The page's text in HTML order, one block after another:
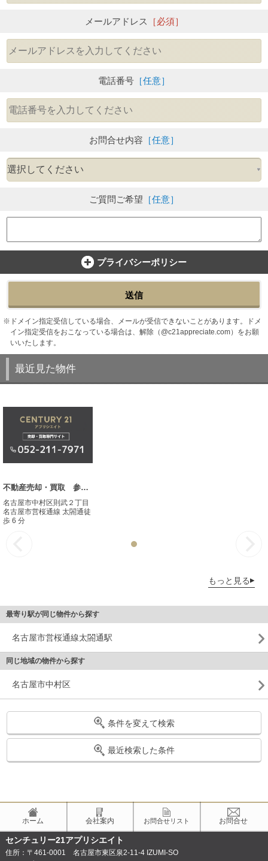
メールアドレス ［必須］
電話番号 ［任意］
お問合せ内容 ［任意］
ご質問ご希望 ［任意］
プライバシーポリシー
送信
ドメイン指定受信している場合、メールが受信できないことがあります。ドメ
イン指定受信をおこなっている場合は、解除（@c21appreciate.com）をお願
いいたします。
最近見た物件
不動産売却・買取 参考事例
名古屋市中村区則武２丁目
名古屋市営桜通線 太閤通徒
歩 6 分
もっと見る
最寄り駅が同じ物件から探す
名古屋市営桜通線太閤通駅
同じ地域の物件から探す
名古屋市中村区
条件を変えて検索
最近検索した条件
ホーム 会社案内 お問合せリスト お問合せ
センチュリー21アプリシエイト
住所：〒461-0001 名古屋市東区泉2-11-4 IZUMI-SO